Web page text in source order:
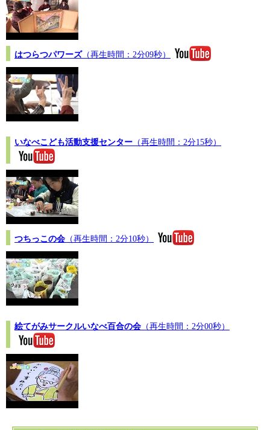
はつらつパワーズ（再生時間：2分09秒）
いなべこども活動支援センター （再生時間：2分15秒）
つちっこの会 （再生時間：2分10秒）
絵てがみサークルいなべ百合の会 （再生時間：2分00秒）